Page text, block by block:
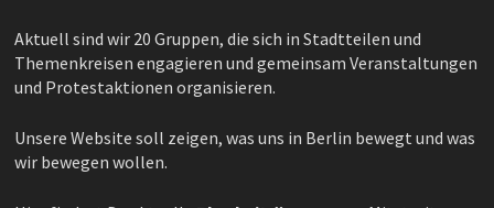
Aktuell sind wir 20 Gruppen, die sich in Stadtteilen und
Themenkreisen engagieren und gemeinsam Veranstaltungen
und Protestaktionen organisieren.
Unsere Website soll zeigen, was uns in Berlin bewegt und was
wir bewegen wollen.